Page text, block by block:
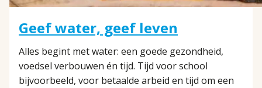
Geef water, geef leven
Alles begint met water: een goede gezondheid,
voedsel verbouwen én tijd. Tijd voor school
bijvoorbeeld, voor betaalde arbeid en tijd om een